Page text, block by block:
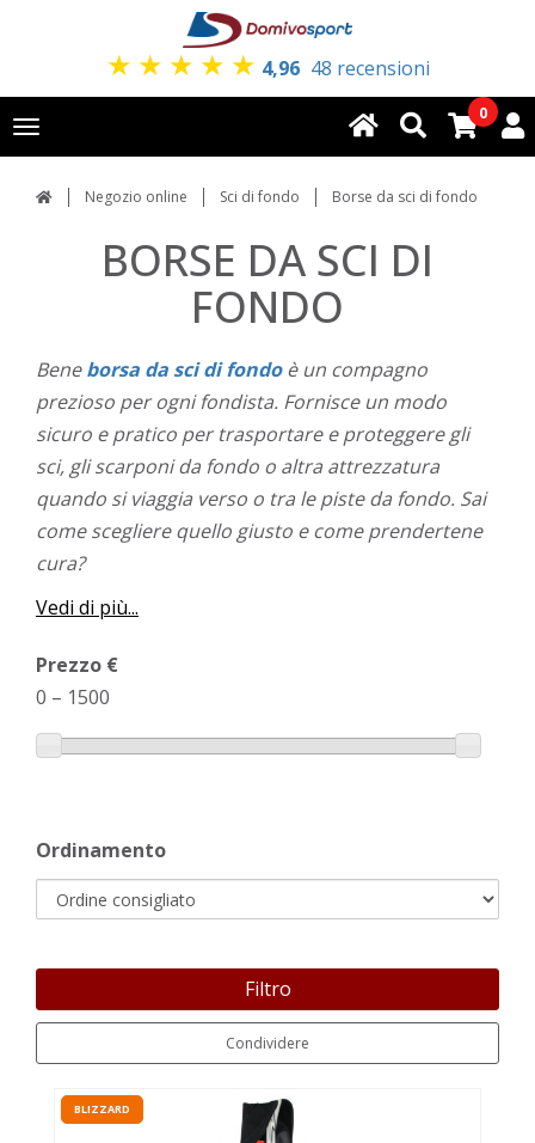
★ ★ ★ ★ ★ 4,96 48 recensioni
Toggle
navigation
0
Negozio online Sci di fondo Borse da sci di fondo
BORSE DA SCI DI
FONDO
Beneborsa da sci di fondo è un compagno
prezioso per ogni fondista. Fornisce un modo
sicuro e pratico per trasportare e proteggere gli
sci, gli scarponi da fondo o altra attrezzatura
quando si viaggia verso o tra le piste da fondo. Sai
come scegliere quello giusto e come prendertene
cura?
Vedi di più...
Prezzo €
0 – 1500
Ordinamento
Filtro
Condividere
BLIZZARD